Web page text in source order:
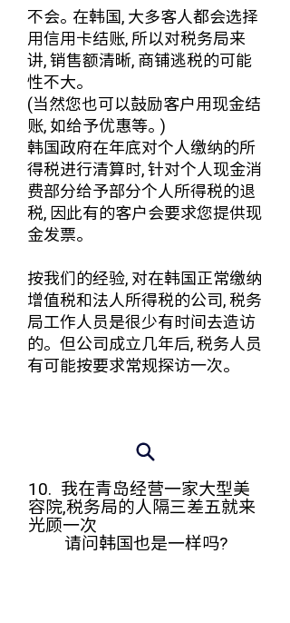
不会。在韩国, 大多客人都会选择
用信用卡结账, 所以对税务局来
讲, 销售额清晰, 商铺逃税的可能
性不大。
(当然您也可以鼓励客户用现金结
账, 如给予优惠等。)
韩国政府在年底对个人缴纳的所
得税进行清算时, 针对个人现金消
费部分给予部分个人所得税的退
税, 因此有的客户会要求您提供现
金发票。
按我们的经验, 对在韩国正常缴纳
增值税和法人所得税的公司, 税务
局工作人员是很少有时间去造访
的。 但公司成立几年后, 税务人员
有可能按要求常规探访一次。
10. 我在青岛经营一家大型美
容院,税务局的人隔三差五就来
光顾一次
请问韩国也是一样吗?